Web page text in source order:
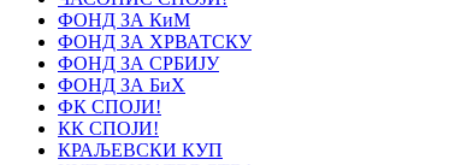
ФОНД ЗА КиМ
ФОНД ЗА ХРВАТСКУ
ФОНД ЗА СРБИЈУ
ФОНД ЗА БиХ
ФК СПОЈИ!
КК СПОЈИ!
КРАЉЕВСКИ КУП